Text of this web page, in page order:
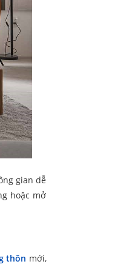
gian dễ
hoặc mở
thôn mới,